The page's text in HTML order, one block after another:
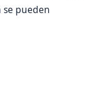
se pueden